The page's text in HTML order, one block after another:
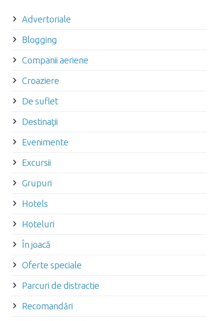
Advertoriale
Blogging
Companii aeriene
Croaziere
De suflet
Destinaţii
Evenimente
Excursii
Grupuri
Hotels
Hoteluri
În joacă
Oferte speciale
Parcuri de distractie
Recomandări